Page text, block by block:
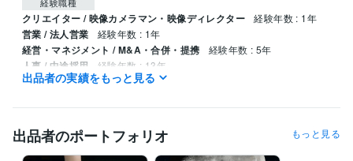
クリエイター / 映像カメラマン・映像ディレクター 経験年数 : 1年
営業 / 法人営業 経験年数 : 1年
経営・マネジメント / M&A・合併・提携 経験年数 : 5年
人事 / 中途採用 経験年数 : 13年
ライフスタイル・その他 / 占い師
受賞歴
資格・検定
出品者の実績をもっと見る
出品者のポートフォリオ もっと見る